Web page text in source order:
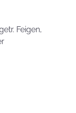
Feigen,